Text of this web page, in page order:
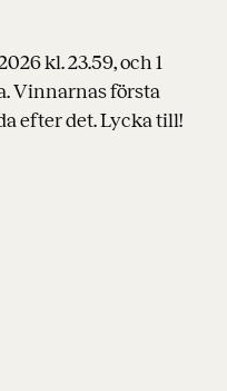
kl. 23.59, och 1
Vinnarnas första
efter det. Lycka till!